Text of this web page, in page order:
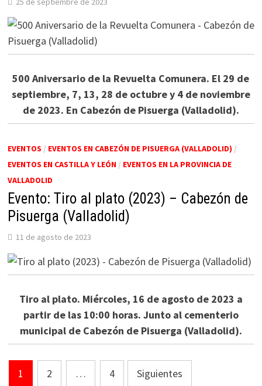
500 Aniversario de la Revuelta Comunera. El 29 de
septiembre, 7, 13, 28 de octubre y 4 de noviembre
de 2023. En Cabezón de Pisuerga (Valladolid).
EVENTOS / EVENTOS EN CABEZÓN DE PISUERGA (VALLADOLID) /
EVENTOS EN CASTILLA Y LEÓN/ EVENTOS EN LA PROVINCIA DE
VALLADOLID
Evento: Tiro al plato (2023) – Cabezón de
Pisuerga (Valladolid)
11 de agosto de 2023
Tiro al plato. Miércoles, 16 de agosto de 2023 a
partir de las 10:00 horas. Junto al cementerio
municipal de Cabezón de Pisuerga (Valladolid).
Paginación
1 2 … 4 Siguientes